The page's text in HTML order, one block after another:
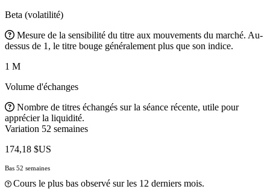
Beta (volatilité)
Mesure de la sensibilité du titre aux mouvements du marché. Au-
dessus de 1, le titre bouge généralement plus que son indice.
1 M
Volume d'échanges
Nombre de titres échangés sur la séance récente, utile pour
apprécier la liquidité.
Variation 52 semaines
174,18 $US
Bas 52 semaines
Cours le plus bas observé sur les 12 derniers mois.